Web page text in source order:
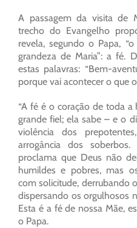
A passagem da visita de
trecho do Evangelho
revela, segundo o Papa,
grandeza de Maria”: a fé.
estas palavras: “Bem-
porque vai acontecer o que
“A fé é o coração de toda
grande fiel; ela sabe – e o
violência dos
arrogância dos
proclama que Deus não
humildes e pobres, mas
com solicitude, derrubando
dispersando os orgulhosos
Esta é a fé de nossa Mãe,
o Papa.